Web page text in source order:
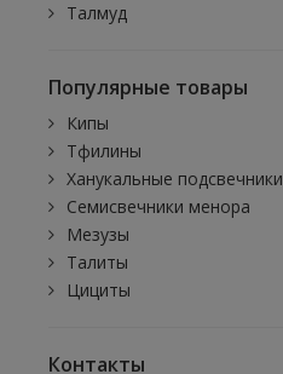
Талмуд
Популярные товары
Кипы
Тфилины
Ханукальные подсвечники
Семисвечники менора
Мезузы
Талиты
Цициты
Контакты